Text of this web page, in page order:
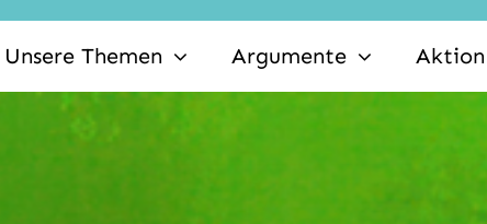
Unsere Themen Argumente Aktion